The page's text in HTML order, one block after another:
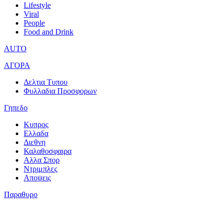
Lifestyle
Viral
People
Food and Drink
AUTO
ΑΓΟΡΑ
Δελτια Τυπου
Φυλλαδια Προσφορων
Γηπεδο
Κυπρος
Ελλαδα
Διεθνη
Καλαθοσφαιρα
Αλλα Σπορ
Ντριμπλες
Αποψεις
Παραθυρο